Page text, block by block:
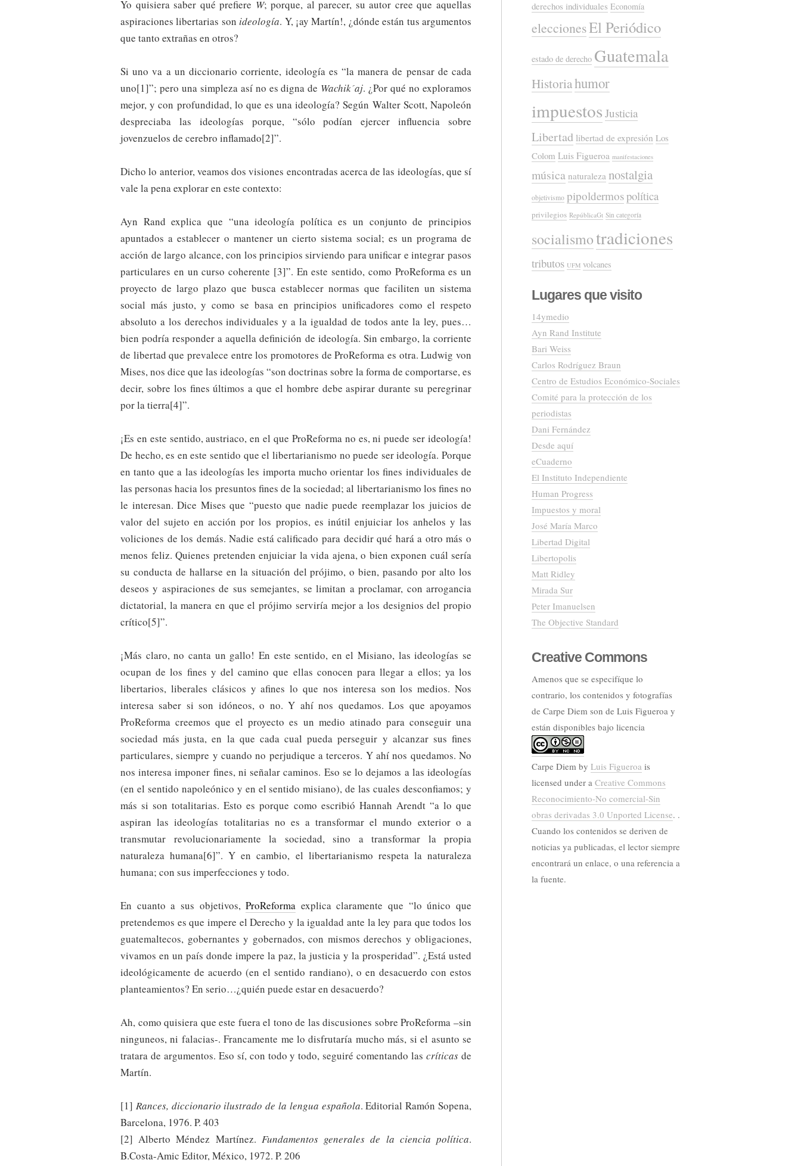
Yo quisiera saber qué prefiere W; porque, al parecer, su autor cree que aquellas
aspiraciones libertarias son ideología. Y, ¡ay Martín!, ¿dónde están tus argumentos
que tanto extrañas en otros?
Si uno va a un diccionario corriente, ideología es “la manera de pensar de cada
uno[1]”; pero una simpleza así no es digna de Wachik´aj. ¿Por qué no exploramos
mejor, y con profundidad, lo que es una ideología? Según Walter Scott, Napoleón
despreciaba las ideologías porque, “sólo podían ejercer influencia sobre
jovenzuelos de cerebro inflamado[2]”.
Dicho lo anterior, veamos dos visiones encontradas acerca de las ideologías, que sí
vale la pena explorar en este contexto:
Ayn Rand explica que “una ideología política es un conjunto de principios
apuntados a establecer o mantener un cierto sistema social; es un programa de
acción de largo alcance, con los principios sirviendo para unificar e integrar pasos
particulares en un curso coherente [3]”. En este sentido, como ProReforma es un
proyecto de largo plazo que busca establecer normas que faciliten un sistema
social más justo, y como se basa en principios unificadores como el respeto
absoluto a los derechos individuales y a la igualdad de todos ante la ley, pues…
bien podría responder a aquella definición de ideología. Sin embargo, la corriente
de libertad que prevalece entre los promotores de ProReforma es otra. Ludwig von
Mises, nos dice que las ideologías “son doctrinas sobre la forma de comportarse, es
decir, sobre los fines últimos a que el hombre debe aspirar durante su peregrinar
por la tierra[4]”.
¡Es en este sentido, austriaco, en el que ProReforma no es, ni puede ser ideología!
De hecho, es en este sentido que el libertarianismo no puede ser ideología. Porque
en tanto que a las ideologías les importa mucho orientar los fines individuales de
las personas hacia los presuntos fines de la sociedad; al libertarianismo los fines no
le interesan. Dice Mises que “puesto que nadie puede reemplazar los juicios de
valor del sujeto en acción por los propios, es inútil enjuiciar los anhelos y las
voliciones de los demás. Nadie está calificado para decidir qué hará a otro más o
menos feliz. Quienes pretenden enjuiciar la vida ajena, o bien exponen cuál sería
su conducta de hallarse en la situación del prójimo, o bien, pasando por alto los
deseos y aspiraciones de sus semejantes, se limitan a proclamar, con arrogancia
dictatorial, la manera en que el prójimo serviría mejor a los designios del propio
crítico[5]”.
¡Más claro, no canta un gallo! En este sentido, en el Misiano, las ideologías se
ocupan de los fines y del camino que ellas conocen para llegar a ellos; ya los
libertarios, liberales clásicos y afines lo que nos interesa son los medios. Nos
interesa saber si son idóneos, o no. Y ahí nos quedamos. Los que apoyamos
ProReforma creemos que el proyecto es un medio atinado para conseguir una
sociedad más justa, en la que cada cual pueda perseguir y alcanzar sus fines
particulares, siempre y cuando no perjudique a terceros. Y ahí nos quedamos. No
nos interesa imponer fines, ni señalar caminos. Eso se lo dejamos a las ideologías
(en el sentido napoleónico y en el sentido misiano), de las cuales desconfiamos; y
más si son totalitarias. Esto es porque como escribió Hannah Arendt “a lo que
aspiran las ideologías totalitarias no es a transformar el mundo exterior o a
transmutar revolucionariamente la sociedad, sino a transformar la propia
naturaleza humana[6]”. Y en cambio, el libertarianismo respeta la naturaleza
humana; con sus imperfecciones y todo.
En cuanto a sus objetivos,ProReforma explica claramente que “lo único que
pretendemos es que impere el Derecho y la igualdad ante la ley para que todos los
guatemaltecos, gobernantes y gobernados, con mismos derechos y obligaciones,
vivamos en un país donde impere la paz, la justicia y la prosperidad”. ¿Está usted
ideológicamente de acuerdo (en el sentido randiano), o en desacuerdo con estos
planteamientos? En serio…¿quién puede estar en desacuerdo?
Ah, como quisiera que este fuera el tono de las discusiones sobre ProReforma –sin
ninguneos, ni falacias-. Francamente me lo disfrutaría mucho más, si el asunto se
tratara de argumentos. Eso sí, con todo y todo, seguiré comentando lascríticas de
Martín.
[1] Rances, diccionario ilustrado de la lengua española. Editorial Ramón Sopena,
Barcelona, 1976. P. 403
[2] Alberto Méndez Martínez. Fundamentos generales de la ciencia política.
B.Costa-Amic Editor, México, 1972. P. 206
derechos individuales Economía
eleccionesEl Periódico
estado de derecho Guatemala
Historiahumor
impuestos Justicia
Libertad libertad de expresión Los
Colom Luis Figueroa manifestaciones
música naturaleza nostalgia
objetivismo pipoldermospolítica
privilegios RepúblicaGt Sin categoría
socialismotradiciones
tributos UFM volcanes
Lugares que visito
14ymedio
Ayn Rand Institute
Bari Weiss
Carlos Rodríguez Braun
Centro de Estudios Económico-Sociales
Comité para la protección de los
periodistas
Dani Fernández
Desde aquí
eCuaderno
El Instituto Independiente
Human Progress
Impuestos y moral
José María Marco
Libertad Digital
Libertopolis
Matt Ridley
Mirada Sur
Peter Imanuelsen
The Objective Standard
Creative Commons
Amenos que se especifíque lo
contrario, los contenidos y fotografías
de Carpe Diem son de Luis Figueroa y
están disponibles bajo licencia
Carpe Diem by Luis Figueroa is
licensed under a Creative Commons
Reconocimiento-No comercial-Sin
obras derivadas 3.0 Unported License. .
Cuando los contenidos se deriven de
noticias ya publicadas, el lector siempre
encontrará un enlace, o una referencia a
la fuente.